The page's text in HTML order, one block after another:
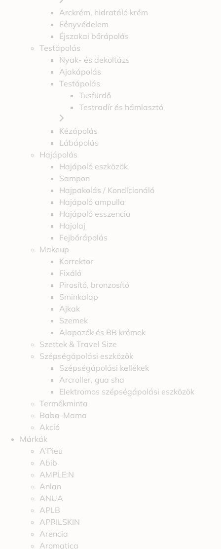
Arckrém, hidratáló krém
Fényvédelem
Éjszakai bőrápolás
Testápolás
Nyak- és dekoltázs
Ajakápolás
Testápolás
Tusfürdő
Testradír és hámlasztó
Kézápolás
Lábápolás
Hajápolás
Hajápoló eszközök
Sampon
Hajpakolás / Kondícionáló
Hajápoló ampulla
Hajápoló esszencia
Hajolaj
Fejbőrápolás
Makeup
Korrektor
Fixáló
Pirosító, bronzosító
Sminkalap
Ajkak
Szemek
Alapozók és BB krémek
Szettek & Travel Size
Szépségápolási eszközök
Szépségápolási kellékek
Arcroller, gua sha
Elektromos szépségápolási eszközök
Termékminta
Baba-Mama
Akció
Márkák
A’Pieu
Abib
AMPLE:N
Anlan
ANUA
APLB
APRILSKIN
Arencia
Aromatica